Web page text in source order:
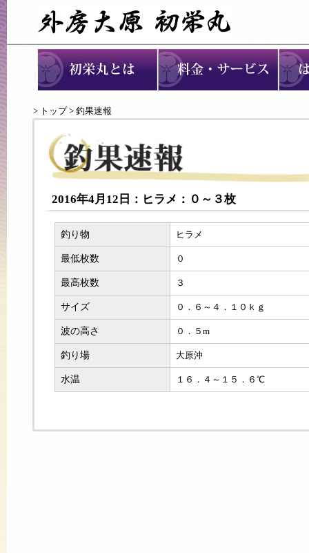
> トップ> 釣果速報
2016年4月12日：ヒラメ：０～３枚
釣り物 ヒラメ
最低枚数 ０
最高枚数 ３
サイズ ０．６～４．１０ｋｇ
波の高さ ０．５m
釣り場 大原沖
水温 １６．４～１５．６℃